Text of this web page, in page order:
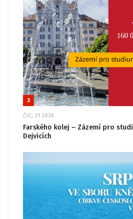
3
ČVC, 31 2026
Farského kolej – Zázemí pro
Dejvicích